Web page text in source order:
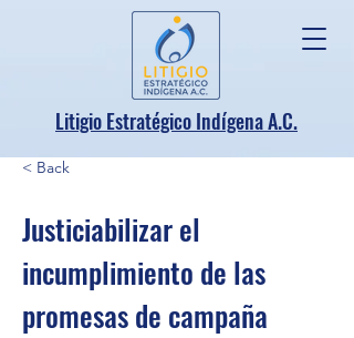
Litigio Estratégico Indígena A.C.
< Back
Justiciabilizar el
incumplimiento de las
promesas de campaña